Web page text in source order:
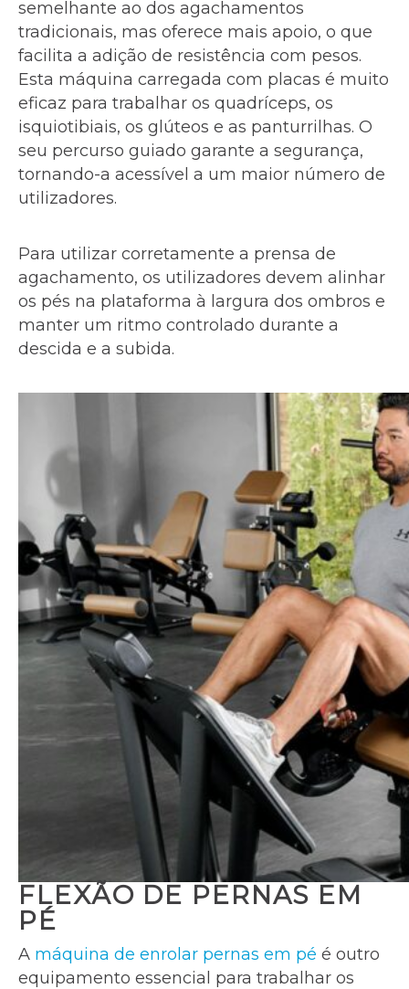
semelhante ao dos agachamentos
tradicionais, mas oferece mais apoio, o que
facilita a adição de resistência com pesos.
Esta máquina carregada com placas é muito
eficaz para trabalhar os quadríceps, os
isquiotibiais, os glúteos e as panturrilhas. O
seu percurso guiado garante a segurança,
tornando-a acessível a um maior número de
utilizadores.
Para utilizar corretamente a prensa de
agachamento, os utilizadores devem alinhar
os pés na plataforma à largura dos ombros e
manter um ritmo controlado durante a
descida e a subida.
FLEXÃO DE PERNAS EM
PÉ
A máquina de enrolar pernas em pé é outro
equipamento essencial para trabalhar os